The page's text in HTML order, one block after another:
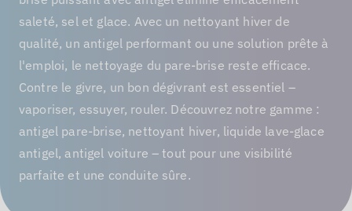
saleté, sel et glace. Avec un nettoyant hiver de
qualité, un antigel performant ou une solution prête à
l'emploi, le nettoyage du pare-brise reste efficace.
Contre le givre, un bon dégivrant est essentiel –
vaporiser, essuyer, rouler. Découvrez notre gamme :
antigel pare-brise, nettoyant hiver, liquide lave-glace
antigel, antigel voiture – tout pour une visibilité
parfaite et une conduite sûre.